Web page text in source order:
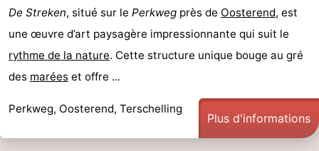
De Streken, situé sur le Perkweg près de Oosterend, est
une œuvre d’art paysagère impressionnante qui suit le
rythme de la nature. Cette structure unique bouge au gré
des marées et offre ...
Perkweg, Oosterend, Terschelling
Plus d'informations